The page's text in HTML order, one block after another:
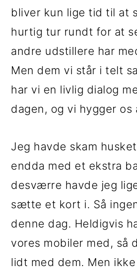
bliver kun lige tid til at
hurtig tur rundt for at
andre udstillere har
Men dem vi står i telt
har vi en livlig dialog
dagen, og vi hygger os
Jeg havde skam
endda med et ekstra
desværre havde jeg
sætte et kort i. Så
denne dag. Heldigvis
vores mobiler med, så
lidt med dem. Men